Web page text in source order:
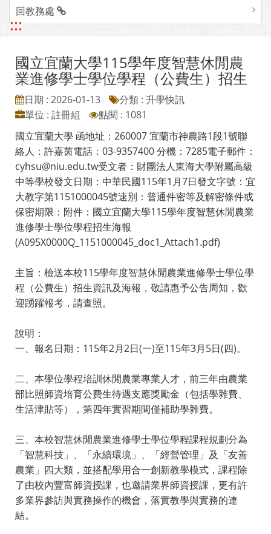
回教務處
:::
國立宜蘭大學115學年度智慧休閒農
業進修學士學位學程（公費生）招生
日期 : 2026-01-13
分類 : 升學快訊
單位 : 註冊組
點閱 : 1081
國立宜蘭大學 函地址：260007 宜蘭市神農路1段1號聯
絡人：許嘉茵電話：03-9357400 分機：7285電子郵件：
cyhsu@niu.edu.tw受文者：財團法人東海大學附屬高級
中等學校發文日期：中華民國115年1月7日發文字號：宜
大教字第1151000045號速別：普通件密等及解密條件或
保密期限：附件：國立宜蘭大學115學年度智慧休閒農業
進修學士學位學程招生海報
(A095X0000Q_1151000045_doc1_Attach1.pdf)
主旨：檢送本校115學年度智慧休閒農業進修學士學位學
程（公費生）招生資訊及海報，敬請惠予公告周知，歡
迎踴躍報考，請查照。
說明：
一、報名日期：115年2月2日(一)至115年3月5日(四)。
二、本學位學程培訓休閒農業專業人才，前三年由農業
部比照師資培育公費生待遇支應獎勵金（包括學雜費、
生活津貼等），第四年實習期間僅補助學雜費。
三、本校智慧休閒農業進修學士學位學程課程規劃分為
「智慧科技」、「永續環境」、「經營管理」及「友善
農業」四大類，並搭配學用合一創新教學模式，課程除
了由校內豐富師資授課，也邀請業界師資授課，更有許
多業界參訪與實務操作的機會，落實教學與實務的連
結。